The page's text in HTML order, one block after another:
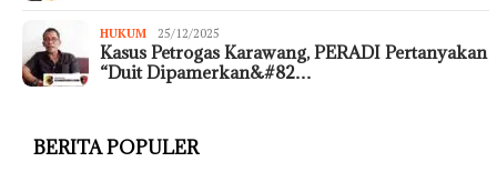
HUKUM 25/12/2025
Kasus Petrogas Karawang, PERADI Pertanyakan
“Duit Dipamerkan&#82…
BERITA POPULER